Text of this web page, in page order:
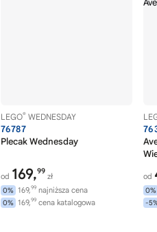
LEGO® WEDNESDAY
76787
Plecak Wednesday
od 169,99
zł
0% 169,99 najniższa cena
0% 169,99 cena katalogowa
od
0%
-